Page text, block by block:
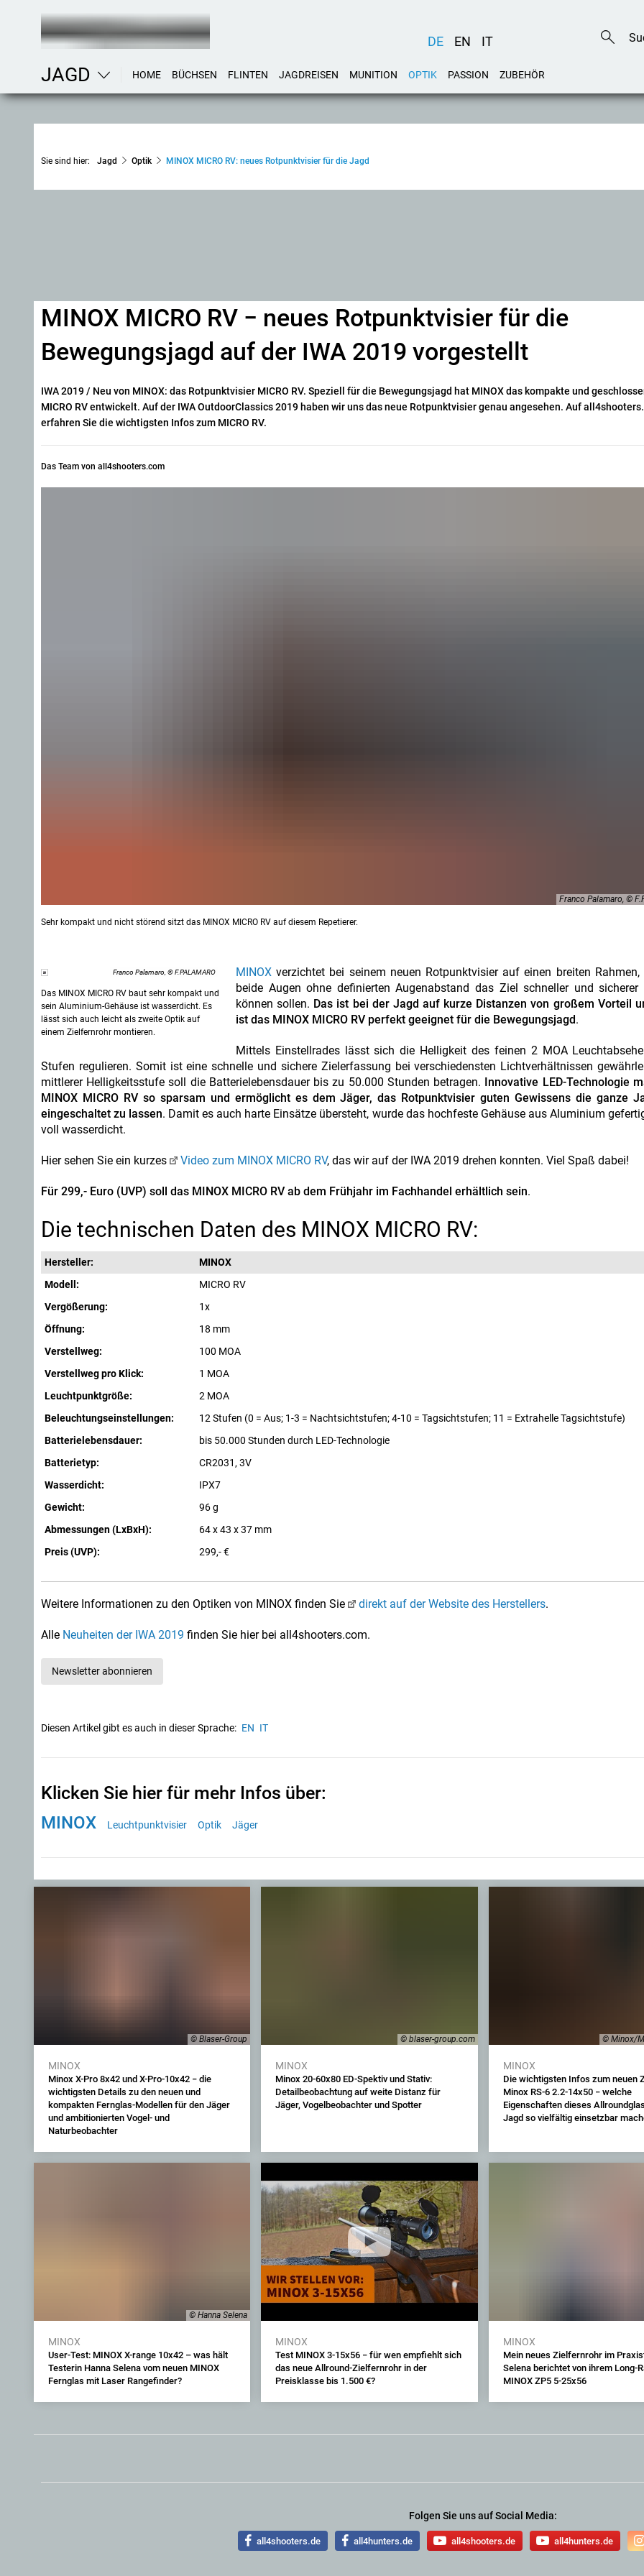
DE EN IT
JAGD HOME BÜCHSEN FLINTEN JAGDREISEN MUNITION OPTIK PASSION ZUBEHÖR
Sie sind hier: Jagd Optik MINOX MICRO RV: neues Rotpunktvisier für die Jagd
MINOX MICRO RV − neues Rotpunktvisier für die
Bewegungsjagd auf der IWA 2019 vorgestellt
IWA 2019 / Neu von MINOX: das Rotpunktvisier MICRO RV. Speziell für die Bewegungsjagd hat MINOX das kompakte und
MICRO RV entwickelt. Auf der IWA OutdoorClassics 2019 haben wir uns das neue Rotpunktvisier genau angesehen. Auf
erfahren Sie die wichtigsten Infos zum MICRO RV.
Das Team von all4shooters.com
Franco Palamaro, ©
Sehr kompakt und nicht störend sitzt das MINOX MICRO RV auf diesem Repetierer.
Franco Palamaro, © F.PALAMARO
Das MINOX MICRO RV baut sehr kompakt und
sein Aluminium-Gehäuse ist wasserdicht. Es
lässt sich auch leicht als zweite Optik auf
einem Zielfernrohr montieren.
MINOX verzichtet bei seinem neuen Rotpunktvisier auf einen breiten Rahmen,
beide Augen ohne definierten Augenabstand das Ziel schneller und sicherer
können sollen. Das ist bei der Jagd auf kurze Distanzen von großem Vorteil
ist das MINOX MICRO RV perfekt geeignet für die Bewegungsjagd.
Mittels Einstellrades lässt sich die Helligkeit des feinen 2 MOA
Stufen regulieren. Somit ist eine schnelle und sichere Zielerfassung bei verschiedensten Lichtverhältnissen
mittlerer Helligkeitsstufe soll die Batterielebensdauer bis zu 50.000 Stunden betragen. Innovative LED-Technologie
MINOX MICRO RV so sparsam und ermöglicht es dem Jäger, das Rotpunktvisier guten Gewissens die ganze
eingeschaltet zu lassen. Damit es auch harte Einsätze übersteht, wurde das hochfeste Gehäuse aus Aluminium
voll wasserdicht.
Hier sehen Sie ein kurzes Video zum MINOX MICRO RV, das wir auf der IWA 2019 drehen konnten. Viel Spaß dabei!
Für 299,- Euro (UVP) soll das MINOX MICRO RV ab dem Frühjahr im Fachhandel erhältlich sein.
Die technischen Daten des MINOX MICRO RV:
Hersteller:
MINOX
Modell:
MICRO RV
Vergößerung:
1x
Öffnung:
18 mm
Verstellweg:
100 MOA
Verstellweg pro Klick:
1 MOA
Leuchtpunktgröße:
2 MOA
Beleuchtungseinstellungen:
12 Stufen (0 = Aus; 1-3 = Nachtsichtstufen; 4-10 = Tagsichtstufen; 11 = Extrahelle Tagsichtstufe)
Batterielebensdauer:
bis 50.000 Stunden durch LED-Technologie
Batterietyp:
CR2031, 3V
Wasserdicht:
IPX7
Gewicht:
96 g
Abmessungen (LxBxH):
64 x 43 x 37 mm
Preis (UVP):
299,- €
Weitere Informationen zu den Optiken von MINOX finden Sie direkt auf der Website des Herstellers.
Alle Neuheiten der IWA 2019 finden Sie hier bei all4shooters.com.
Newsletter abonnieren
Diesen Artikel gibt es auch in dieser Sprache: EN IT
Klicken Sie hier für mehr Infos über:
MINOX Leuchtpunktvisier Optik Jäger
© Blaser-Group
MINOX
Minox X-Pro 8x42 und X-Pro-10x42 − die
wichtigsten Details zu den neuen und
kompakten Fernglas-Modellen für den Jäger
und ambitionierten Vogel- und
Naturbeobachter
© blaser-group.com
MINOX
Minox 20-60x80 ED-Spektiv und Stativ:
Detailbeobachtung auf weite Distanz für
Jäger, Vogelbeobachter und Spotter
© Minox/
MINOX
Die wichtigsten Infos zum neuen
Minox RS-6 2.2-14x50 − welche
Eigenschaften dieses
Jagd so vielfältig einsetzbar
© Hanna Selena
MINOX
User-Test: MINOX X-range 10x42 – was hält
Testerin Hanna Selena vom neuen MINOX
Fernglas mit Laser Rangefinder?
MINOX
Test MINOX 3-15x56 − für wen empfiehlt sich
das neue Allround-Zielfernrohr in der
Preisklasse bis 1.500 €?
MINOX
Mein neues Zielfernrohr im
Selena berichtet von ihrem Long-
MINOX ZP5 5-25x56
Folgen Sie uns auf Social Media:
all4shooters.de all4hunters.de all4shooters.de all4hunters.de